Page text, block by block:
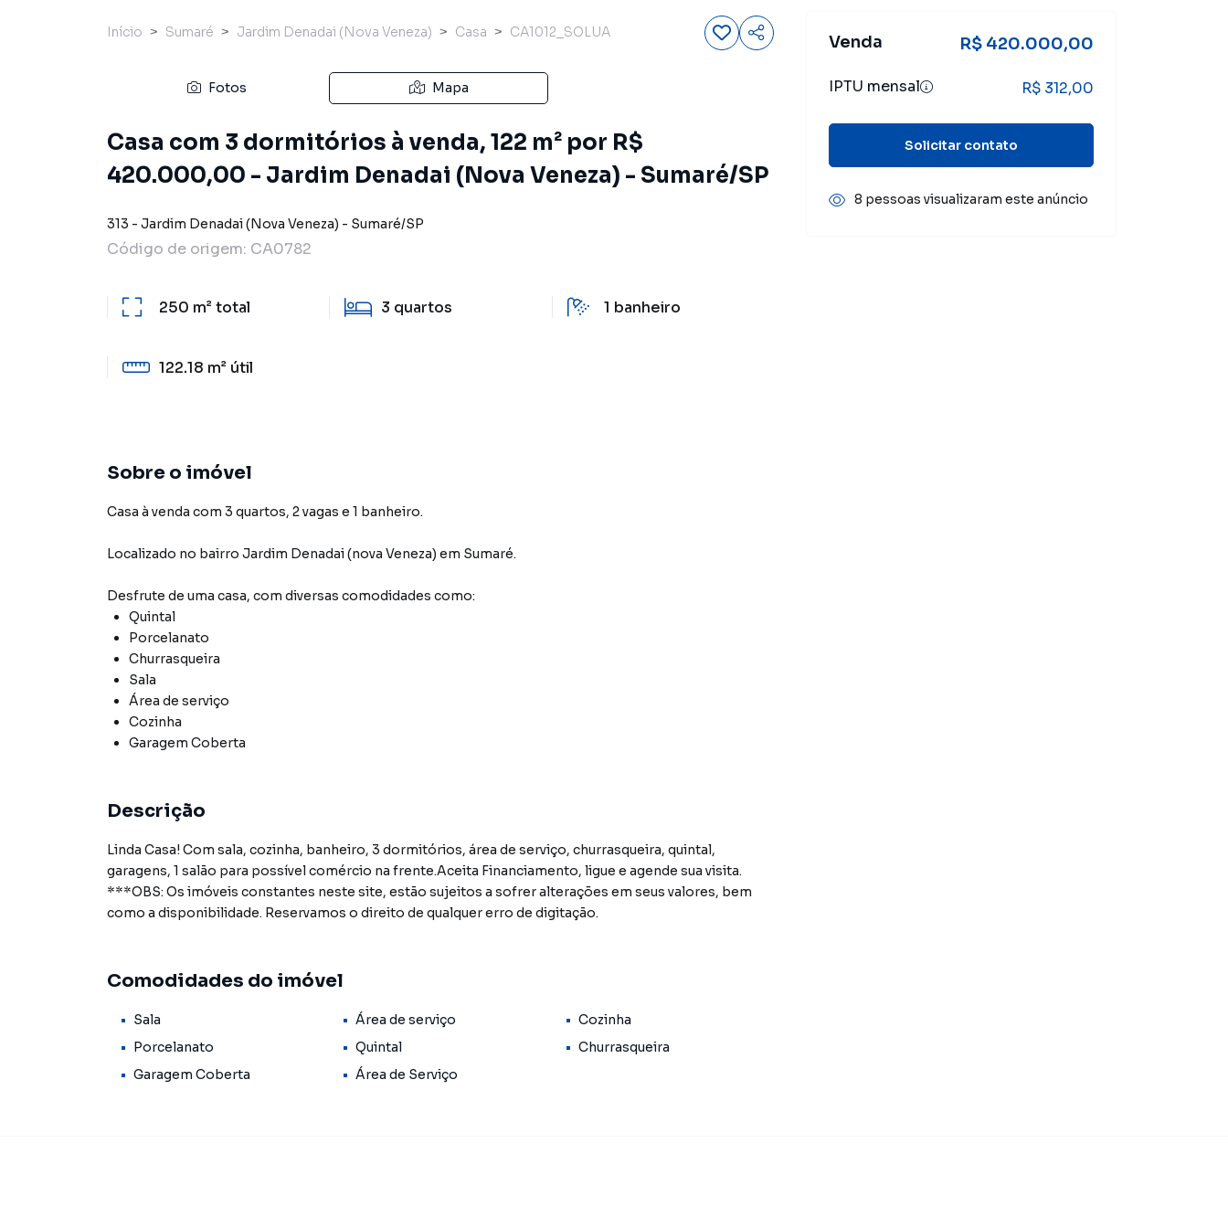
Início Sumaré Jardim Denadai (Nova Veneza) Casa CA1012_SOLUA
Fotos Mapa
Casa com 3 dormitórios à venda, 122 m² por R$
420.000,00 - Jardim Denadai (Nova Veneza) - Sumaré/SP
313 - Jardim Denadai (Nova Veneza) - Sumaré/SP
Código de origem: CA0782
250 m²total 3 quartos 1 banheiro
122.18 m² útil
Sobre o imóvel
Casa à venda com 3 quartos, 2 vagas e 1 banheiro.
Localizado no bairro Jardim Denadai (nova Veneza) em Sumaré.
Desfrute de uma casa, com diversas comodidades como:
Quintal
Porcelanato
Churrasqueira
Sala
Área de serviço
Cozinha
Garagem Coberta
Descrição
Linda Casa! Com sala, cozinha, banheiro, 3 dormitórios, área de serviço, churrasqueira, quintal,
garagens, 1 salão para possível comércio na frente.Aceita Financiamento, ligue e agende sua visita.
***OBS: Os imóveis constantes neste site, estão sujeitos a sofrer alterações em seus valores, bem
como a disponibilidade. Reservamos o direito de qualquer erro de digitação.
Comodidades do imóvel
Sala Área de serviço
Cozinha
Porcelanato
Quintal
Churrasqueira
Garagem Coberta
Área de Serviço
Venda R$ 420.000,00
IPTU mensal R$ 312,00
Solicitar contato
8 pessoas visualizaram este anúncio